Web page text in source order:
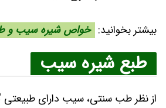
بیشتر بخوانید: خواص شیره سیب و
طبع شیره سیب
از نظر طب سنتی، سیب دارای طبیعتی